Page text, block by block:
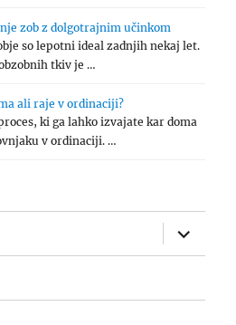
zob z dolgotrajnim učinkom
so lepotni ideal zadnjih nekaj let.
tkiv je …
ali raje v ordinaciji?
ki ga lahko izvajate kar doma
v ordinaciji. …
expand
child
menu